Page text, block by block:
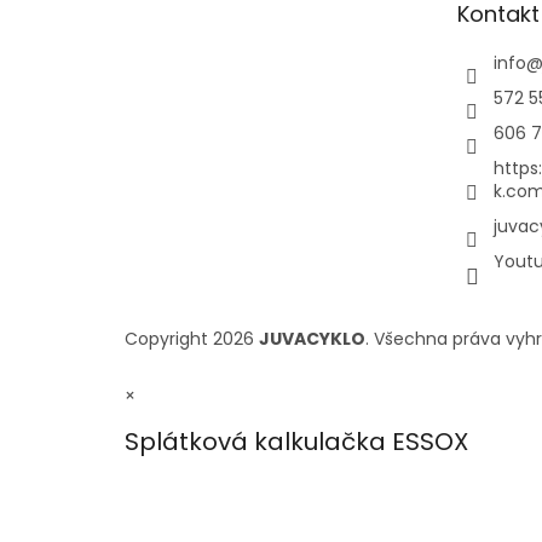
Kontakt
info@
572
606
Copyright 2026 JUVACYKLO. Všechna práva
×
Splátková kalkulačka ESSOX